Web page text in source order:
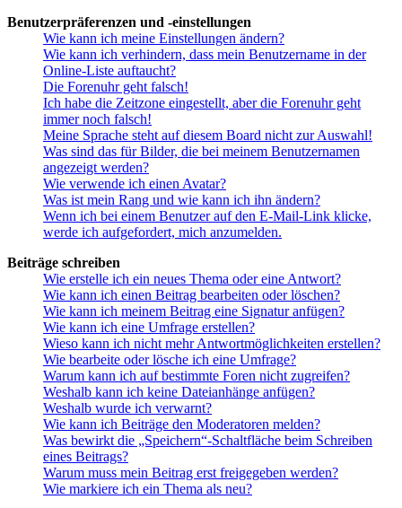
Benutzerpräferenzen und -einstellungen
Wie kann ich meine Einstellungen ändern?
Wie kann ich verhindern, dass mein Benutzername in der
Online-Liste auftaucht?
Die Forenuhr geht falsch!
Ich habe die Zeitzone eingestellt, aber die Forenuhr geht
immer noch falsch!
Meine Sprache steht auf diesem Board nicht zur Auswahl!
Was sind das für Bilder, die bei meinem Benutzernamen
angezeigt werden?
Wie verwende ich einen Avatar?
Was ist mein Rang und wie kann ich ihn ändern?
Wenn ich bei einem Benutzer auf den E-Mail-Link klicke,
werde ich aufgefordert, mich anzumelden.
Beiträge schreiben
Wie erstelle ich ein neues Thema oder eine Antwort?
Wie kann ich einen Beitrag bearbeiten oder löschen?
Wie kann ich meinem Beitrag eine Signatur anfügen?
Wie kann ich eine Umfrage erstellen?
Wieso kann ich nicht mehr Antwortmöglichkeiten erstellen?
Wie bearbeite oder lösche ich eine Umfrage?
Warum kann ich auf bestimmte Foren nicht zugreifen?
Weshalb kann ich keine Dateianhänge anfügen?
Weshalb wurde ich verwarnt?
Wie kann ich Beiträge den Moderatoren melden?
Was bewirkt die „Speichern“-Schaltfläche beim Schreiben
eines Beitrags?
Warum muss mein Beitrag erst freigegeben werden?
Wie markiere ich ein Thema als neu?